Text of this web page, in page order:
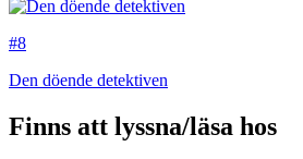
#8
Den döende detektiven
Finns att lyssna/läsa hos